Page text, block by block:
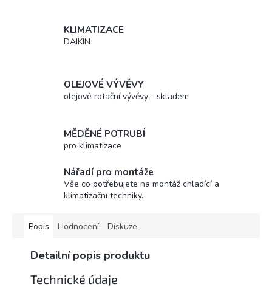
KLIMATIZACE
DAIKIN
OLEJOVÉ VÝVĚVY
olejové rotační vývěvy - skladem
MĚDĚNÉ POTRUBÍ
pro klimatizace
Nářadí pro montáže
Vše co potřebujete na montáž chladící a
klimatizační techniky.
Popis Hodnocení Diskuze
Detailní popis produktu
Technické údaje